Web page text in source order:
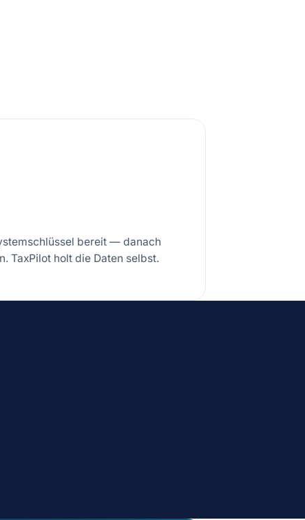
bereit — danach
TaxPilot holt die Daten selbst.